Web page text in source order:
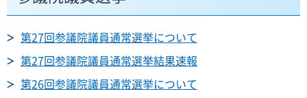
第27回参議院議員通常選挙について
第27回参議院議員通常選挙結果速報
第26回参議院議員通常選挙について